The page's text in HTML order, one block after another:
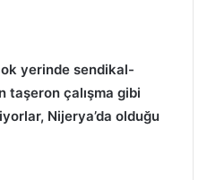
yerinde sendikal-
taşeron çalışma gibi
Nijerya’da olduğu